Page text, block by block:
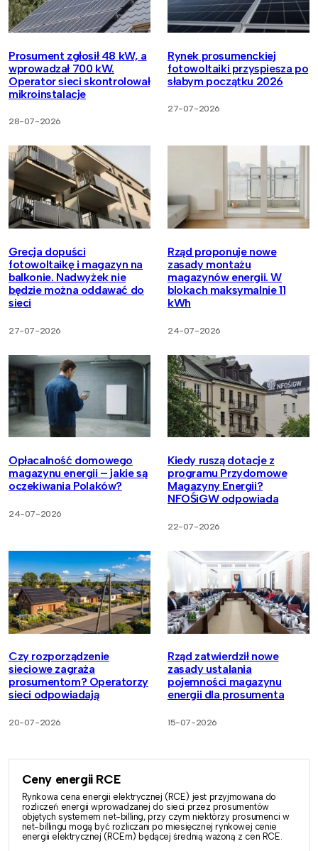
Prosument zgłosił 48 kW, a
wprowadzał 700 kW.
Operator sieci skontrolował
mikroinstalacje
28-07-2026
Rynek prosumenckiej
fotowoltaiki przyspiesza po
słabym początku 2026
27-07-2026
Grecja dopuści
fotowoltaikę i magazyn na
balkonie. Nadwyżek nie
będzie można oddawać do
sieci
27-07-2026
Rząd proponuje nowe
zasady montażu
magazynów energii. W
blokach maksymalnie 11
kWh
24-07-2026
Opłacalność domowego
magazynu energii – jakie są
oczekiwania Polaków?
24-07-2026
Kiedy ruszą dotacje z
programu Przydomowe
Magazyny Energii?
NFOŚiGW odpowiada
22-07-2026
Czy rozporządzenie
sieciowe zagraża
prosumentom? Operatorzy
sieci odpowiadają
20-07-2026
Rząd zatwierdził nowe
zasady ustalania
pojemności magazynu
energii dla prosumenta
15-07-2026
Ceny energii RCE
Rynkowa cena energii elektrycznej (RCE) jest przyjmowana do
rozliczeń energii wprowadzanej do sieci przez prosumentów
objętych systemem net-billing, przy czym niektórzy prosumenci w
net-billingu mogą być rozliczani po miesięcznej rynkowej cenie
energii elektrycznej (RCEm) będącej średnią ważoną z cen RCE.